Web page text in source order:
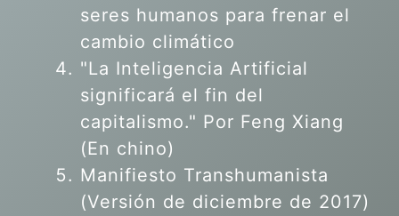
seres humanos para frenar el
cambio climático
"La Inteligencia Artificial
significará el fin del
capitalismo." Por Feng Xiang
(En chino)
Manifiesto Transhumanista
(Versión de diciembre de 2017)